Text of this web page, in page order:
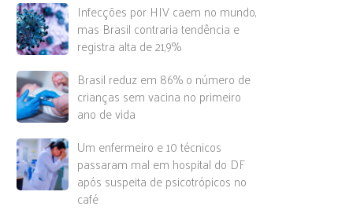
Infecções por HIV caem no mundo,
mas Brasil contraria tendência e
registra alta de 21,9%
Brasil reduz em 86% o número de
crianças sem vacina no primeiro
ano de vida
Um enfermeiro e 10 técnicos
passaram mal em hospital do DF
após suspeita de psicotrópicos no
café